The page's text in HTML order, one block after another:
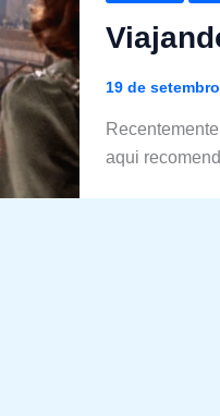
19 de
aqui